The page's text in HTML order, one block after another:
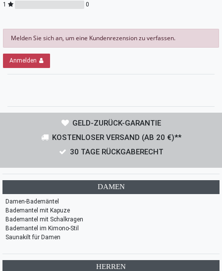
1
0
Melden Sie sich an, um eine Kundenrezension zu verfassen.
Anmelden
GELD-ZURÜCK-GARANTIE
KOSTENLOSER VERSAND (AB 20 €)**
30 TAGE RÜCKGABERECHT
DAMEN
Damen-Bademäntel
Bademantel mit Kapuze
Bademantel mit Schalkragen
Bademantel im Kimono-Stil
Saunakilt für Damen
HERREN